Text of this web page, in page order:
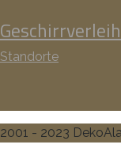
Geschirrverleih
Standorte
2001 - 2023